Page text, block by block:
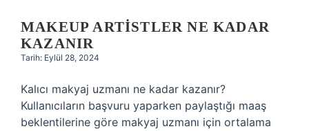
MAKEUP ARTISTLER NE KADAR
KAZANIR
Tarih: Eylül 28, 2024
Kalıcı makyaj uzmanı ne kadar kazanır?
Kullanıcıların başvuru yaparken paylaştığı maaş
beklentilerine göre makyaj uzmanı için ortalama